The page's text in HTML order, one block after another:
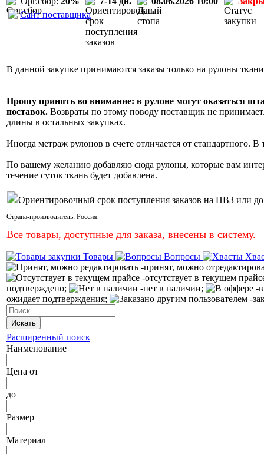
Сайт поставщика
В данной закупке принимаются заказы только на рулоны
Прошу принять во внимание: в рулоне могут оказаться
поставок. Возвраты по этому поводу поставщик не
длины в остальных закупках.
Иногда метраж рулонов в счете отличается от стандартного.
По вашему желанию добавляю сюда рулоны, которые вам
течение суток ткань будет добавлена.
Ориентировочный срок поступления заказов на ПВЗ или
Страна-производитель: Россия.
Все товары, доступные для заказа, внесены в систему.
Товары Вопросы
-принят, можно
-отсутствует в текущем
подтверждено;
-нет в наличии;
-
ожидает подтверждения;
-
Искать
Расширенный поиск
Наименование
Цена от
до
Размер
Материал